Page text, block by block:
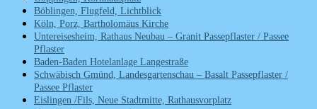
Böblingen, Flugfeld, Lichtblick
Köln, Porz, Bartholomäus Kirche
Untereisesheim, Rathaus Neubau – Granit Passepflaster / Passee
Pflaster
Baden-Baden Hotelanlage Langestraße
Schwäbisch Gmünd, Landesgartenschau – Basalt Passepflaster /
Passee Pflaster
Eislingen /Fils, Neue Stadtmitte, Rathausvorplatz